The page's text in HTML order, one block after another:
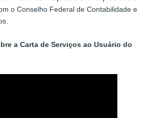
o Conselho Federal de Contabilidade e
a Carta de Serviços ao Usuário do